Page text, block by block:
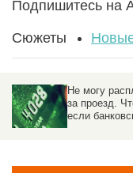
Подпишитесь на
Сюжеты
Не могу
за проезд.
если